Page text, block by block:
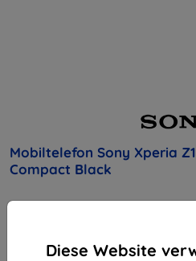
Diese Website
Mobiltelefon Sony Xperia Z1
Compact Black
Rabatt
auf